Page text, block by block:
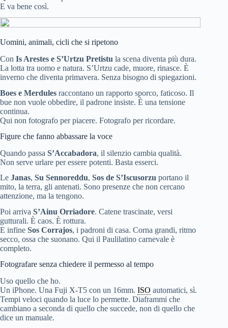
E va bene così.
Uomini, animali, cicli che si ripetono
Con Is Arestes e S’Urtzu Pretistu la scena diventa più dura.
La lotta tra uomo e natura. S’Urtzu cade, muore, rinasce. È
inverno che diventa primavera. Senza bisogno di spiegazioni.
Boes e Merdules raccontano un rapporto sporco, faticoso. Il
bue non vuole obbedire, il padrone insiste. È una tensione
continua.
Qui non fotografo per piacere. Fotografo per ricordare.
Figure che fanno abbassare la voce
Quando passa S’Accabadora, il silenzio cambia qualità.
Non serve urlare per essere potenti. Basta esserci.
Le Janas, Su Sennoreddu, Sos de S’Iscusorzu portano il
mito, la terra, gli antenati. Sono presenze che non cercano
attenzione, ma la tengono.
Poi arriva S’Ainu Orriadore. Catene trascinate, versi
gutturali. È caos. È rottura.
E infine Sos Corrajos, i padroni di casa. Corna grandi, ritmo
secco, ossa che suonano. Qui il Paulilatino carnevale è
completo.
Fotografare senza chiedere il permesso al tempo
Uso quello che ho.
Un iPhone. Una Fuji X-T5 con un 16mm. ISO automatici, sì.
Tempi veloci quando la luce lo permette. Diaframmi che
cambiano a seconda di quello che succede, non di quello che
dice un manuale.